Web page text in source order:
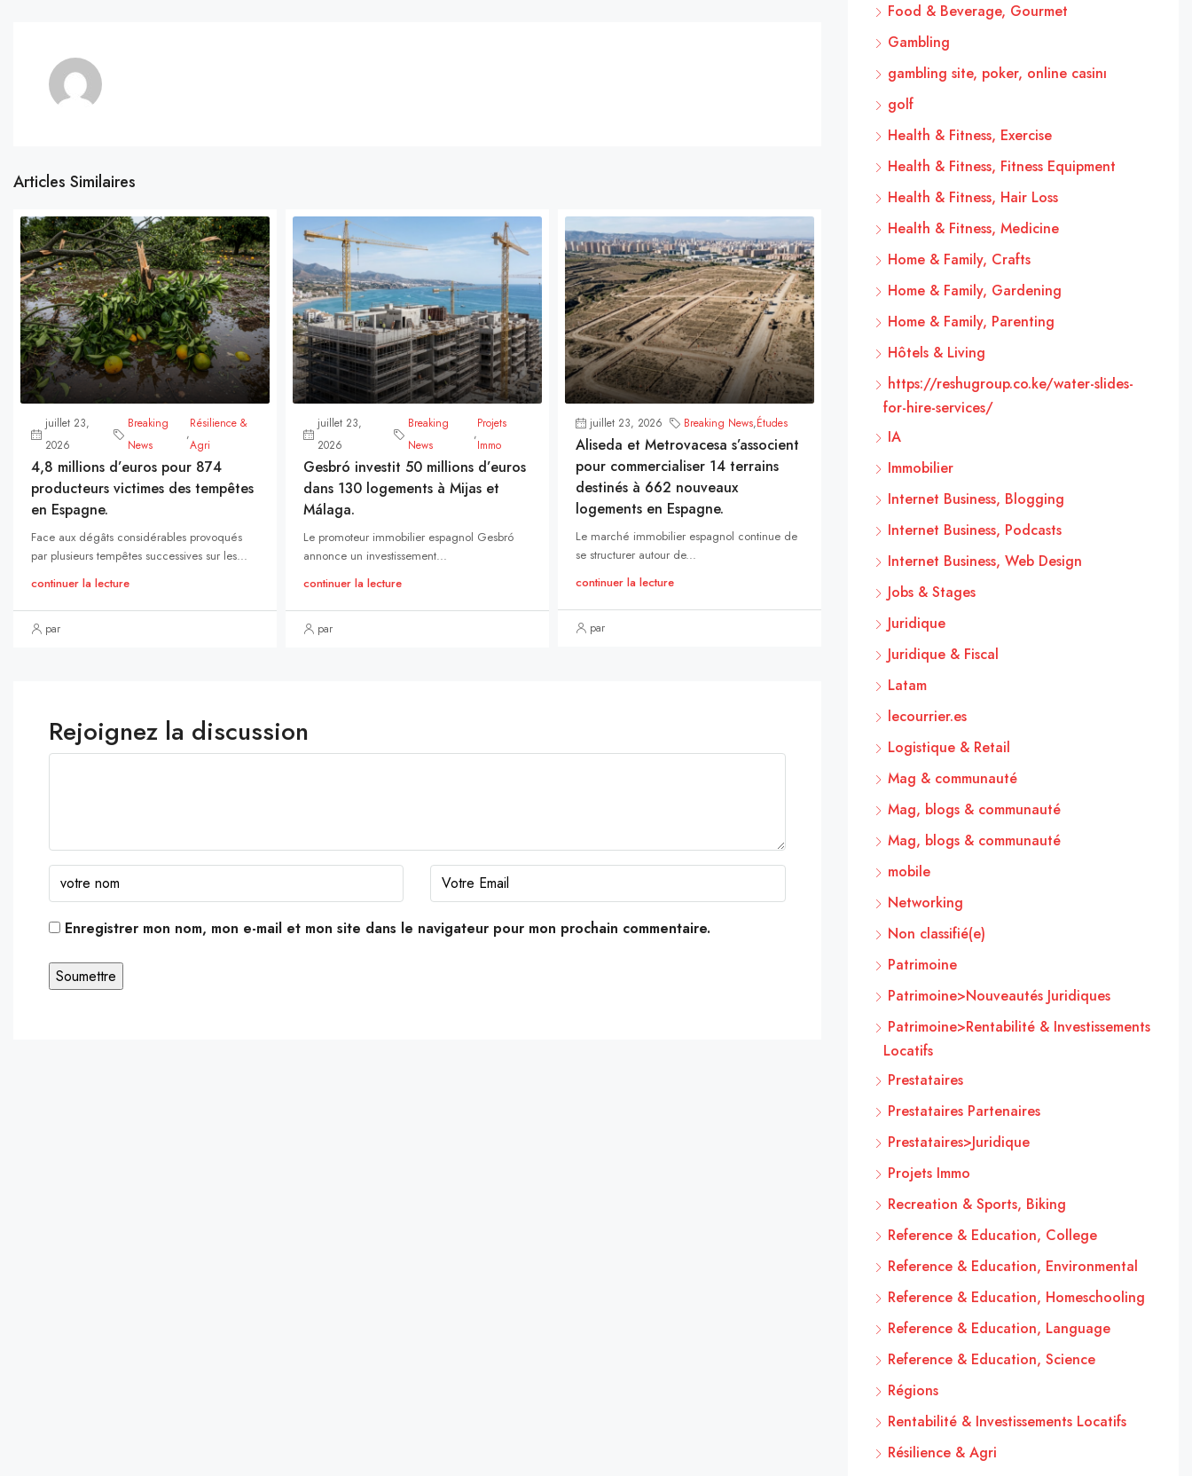
Articles Similaires
juillet 23,
2026
Breaking
News
,
Résilience &
Agri
4,8 millions d’euros pour 874
producteurs victimes des tempêtes
en Espagne.
Face aux dégâts considérables provoqués
par plusieurs tempêtes successives sur les...
continuer la lecture
par
juillet 23,
2026
Breaking
News
,
Projets
Immo
Gesbró investit 50 millions d’euros
dans 130 logements à Mijas et
Málaga.
Le promoteur immobilier espagnol Gesbró
annonce un investissement...
continuer la lecture
par
juillet 23, 2026 Breaking News,Études
Aliseda et Metrovacesa s’associent
pour commercialiser 14 terrains
destinés à 662 nouveaux
logements en Espagne.
Le marché immobilier espagnol continue de
se structurer autour de...
continuer la lecture
par
Rejoignez la discussion
Enregistrer mon nom, mon e-mail et mon site dans le navigateur pour mon prochain commentaire.
Food & Beverage, Gourmet
Gambling
gambling site, poker, online casinı
golf
Health & Fitness, Exercise
Health & Fitness, Fitness Equipment
Health & Fitness, Hair Loss
Health & Fitness, Medicine
Home & Family, Crafts
Home & Family, Gardening
Home & Family, Parenting
Hôtels & Living
https://reshugroup.co.ke/water-slides-
for-hire-services/
IA
Immobilier
Internet Business, Blogging
Internet Business, Podcasts
Internet Business, Web Design
Jobs & Stages
Juridique
Juridique & Fiscal
Latam
lecourrier.es
Logistique & Retail
Mag & communauté
Mag, blogs & communauté
Mag, blogs & communauté
mobile
Networking
Non classifié(e)
Patrimoine
Patrimoine>Nouveautés Juridiques
Patrimoine>Rentabilité & Investissements
Locatifs
Prestataires
Prestataires Partenaires
Prestataires>Juridique
Projets Immo
Recreation & Sports, Biking
Reference & Education, College
Reference & Education, Environmental
Reference & Education, Homeschooling
Reference & Education, Language
Reference & Education, Science
Régions
Rentabilité & Investissements Locatifs
Résilience & Agri